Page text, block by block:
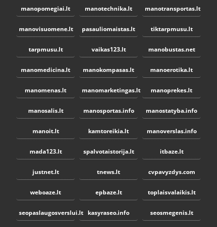
manopomegiai.lt manotechnika.lt manotransportas.lt
manovisuomene.lt pasauliomaistas.lt tiktarpmusu.lt
tarpmusu.lt vaikas123.lt manobustas.net
manomedicina.lt manokompasas.lt manoerotika.lt
manomenas.lt manomarketingas.lt manoprekes.lt
manosalis.lt manosportas.info manostatyba.info
manoit.lt kamtoreikia.lt manoverslas.info
mada123.lt spalvotaistorija.lt itbaze.lt
justnet.lt tnews.lt cvpavyzdys.com
weboaze.lt epbaze.lt toplaisvalaikis.lt
seopaslaugosverslui.lt kasyraseo.info seosmegenis.lt